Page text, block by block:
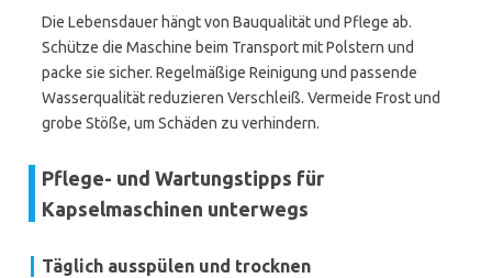
Die Lebensdauer hängt von Bauqualität und Pflege ab.
Schütze die Maschine beim Transport mit Polstern und
packe sie sicher. Regelmäßige Reinigung und passende
Wasserqualität reduzieren Verschleiß. Vermeide Frost und
grobe Stöße, um Schäden zu verhindern.
Pflege- und Wartungstipps für
Kapselmaschinen unterwegs
Täglich ausspülen und trocknen